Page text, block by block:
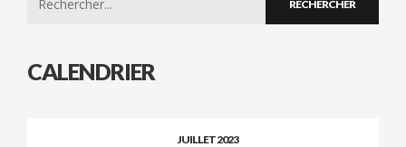
CALENDRIER
JUILLET 2023